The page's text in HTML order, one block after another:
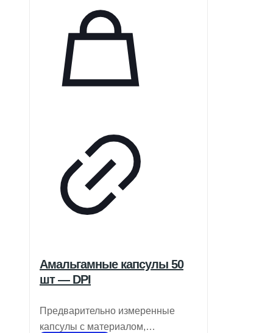
Амальгамные капсулы 50
шт — DPI
Предварительно измеренные
капсулы с материалом,